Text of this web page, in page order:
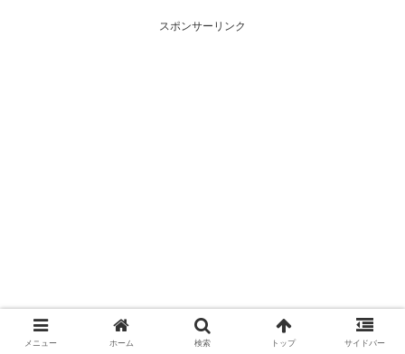
制(注意喚起・申込停止)など、空
売り関連情報を集計し、図解で
喚起・申込停止)など、空売り関
連情報を集計し、図解でわかり
スポンサーリンク
メニュー ホーム 検索 トップ サイドバー